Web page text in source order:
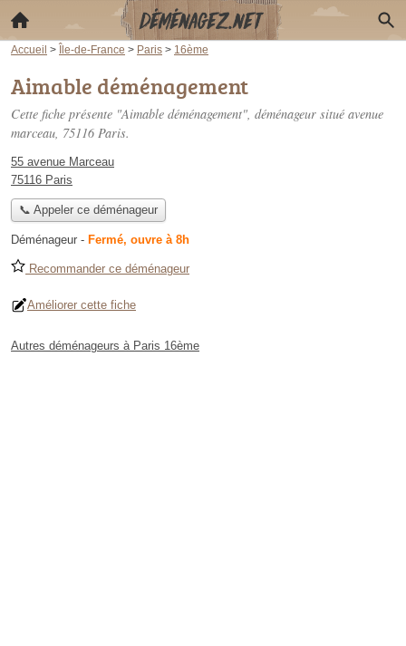
Accueil > Île-de-France > Paris > 16ème
Aimable déménagement
Cette fiche présente "Aimable déménagement", déménageur situé avenue
marceau, 75116 Paris.
55 avenue Marceau
75116 Paris
📞 Appeler ce déménageur
Déménageur - Fermé, ouvre à 8h
Recommander ce déménageur
Améliorer cette fiche
Autres déménageurs à Paris 16ème